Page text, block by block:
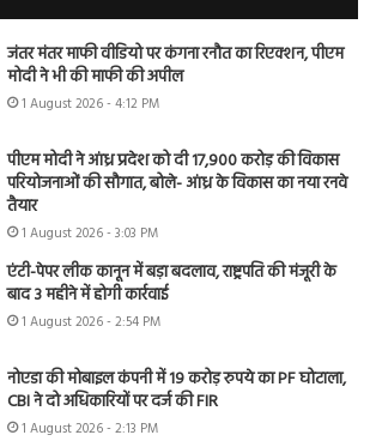
जंतर मंतर माफी वीडियो पर कंगना रनौत का रिएक्शन, पीएम
मोदी ने भी की माफी की अपील
1 August 2026 - 4:12 PM
पीएम मोदी ने आंध्र प्रदेश को दी 17,900 करोड़ की विकास
परियोजनाओं की सौगात, बोले- आंध्र के विकास का नया रनवे
तैयार
1 August 2026 - 3:03 PM
एंटी-पेपर लीक कानून में बड़ा बदलाव, राष्ट्रपति की मंजूरी के
बाद 3 महीने में होगी कार्रवाई
1 August 2026 - 2:54 PM
नोएडा की मोबाइल कंपनी में 19 करोड़ रुपये का PF घोटाला,
CBI ने दो अधिकारियों पर दर्ज की FIR
1 August 2026 - 2:13 PM